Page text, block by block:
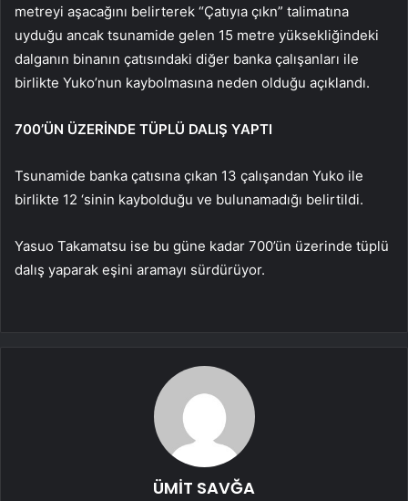
metreyi aşacağını belirterek “Çatıyıa çıkn” talimatına
uyduğu ancak tsunamide gelen 15 metre yüksekliğindeki
dalganın binanın çatısındaki diğer banka çalışanları ile
birlikte Yuko’nun kaybolmasına neden olduğu açıklandı.
700’ÜN ÜZERİNDE TÜPLÜ DALIŞ YAPTI
Tsunamide banka çatısına çıkan 13 çalışandan Yuko ile
birlikte 12 ‘sinin kaybolduğu ve bulunamadığı belirtildi.
Yasuo Takamatsu ise bu güne kadar 700’ün üzerinde tüplü
dalış yaparak eşini aramayı sürdürüyor.
ÜMİT SAVĞA